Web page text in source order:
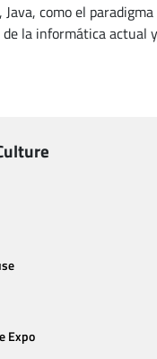
como el
la informática actual
Expo